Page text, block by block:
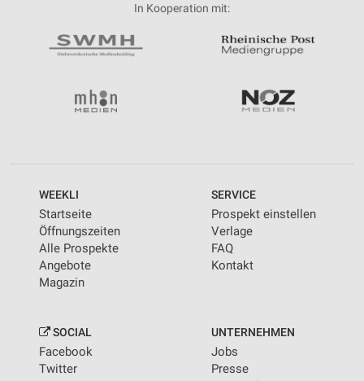
In Kooperation mit:
WEEKLI
Startseite
Öffnungszeiten
Alle Prospekte
Angebote
Magazin
SERVICE
Prospekt einstellen
Verlage
FAQ
Kontakt
SOCIAL
Facebook
Twitter
UNTERNEHMEN
Jobs
Presse